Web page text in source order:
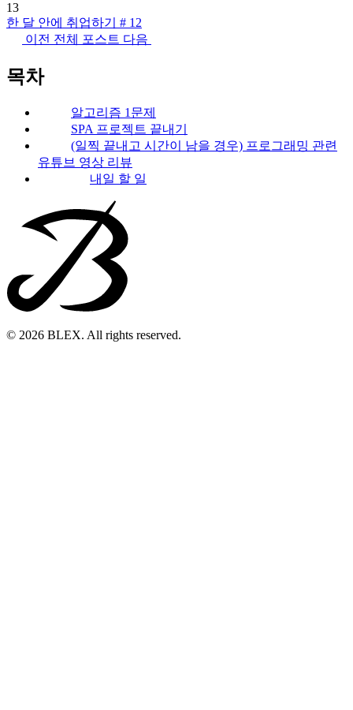
13
한 달 안에 취업하기 # 12
이전 전체 포스트 다음
목차
알고리즘 1문제
SPA 프로젝트 끝내기
(일찍 끝내고 시간이 남을 경우) 프로그래밍 관련
유튜브 영상 리뷰
내일 할 일
© 2026 BLEX. All rights reserved.